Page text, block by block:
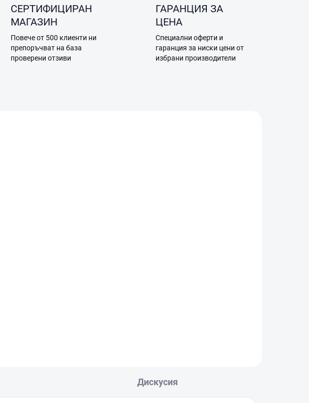
СЕРТИФИЦИРАН
МАГАЗИН
Повече от 500 клиенти ни
препоръчват на база
проверени отзиви
ГАРАНЦИЯ ЗА
ЦЕНА
Специални оферти и
гаранция за ниски цени от
избрани производители
Дискусия